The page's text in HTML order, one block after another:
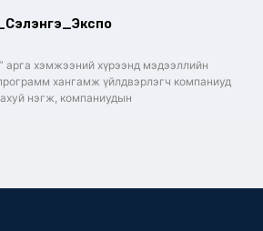
арга хэмжээний хүрээнд мэдээллийн
хангамж үйлдвэрлэгч компаниуд
нэгж, компаниудын